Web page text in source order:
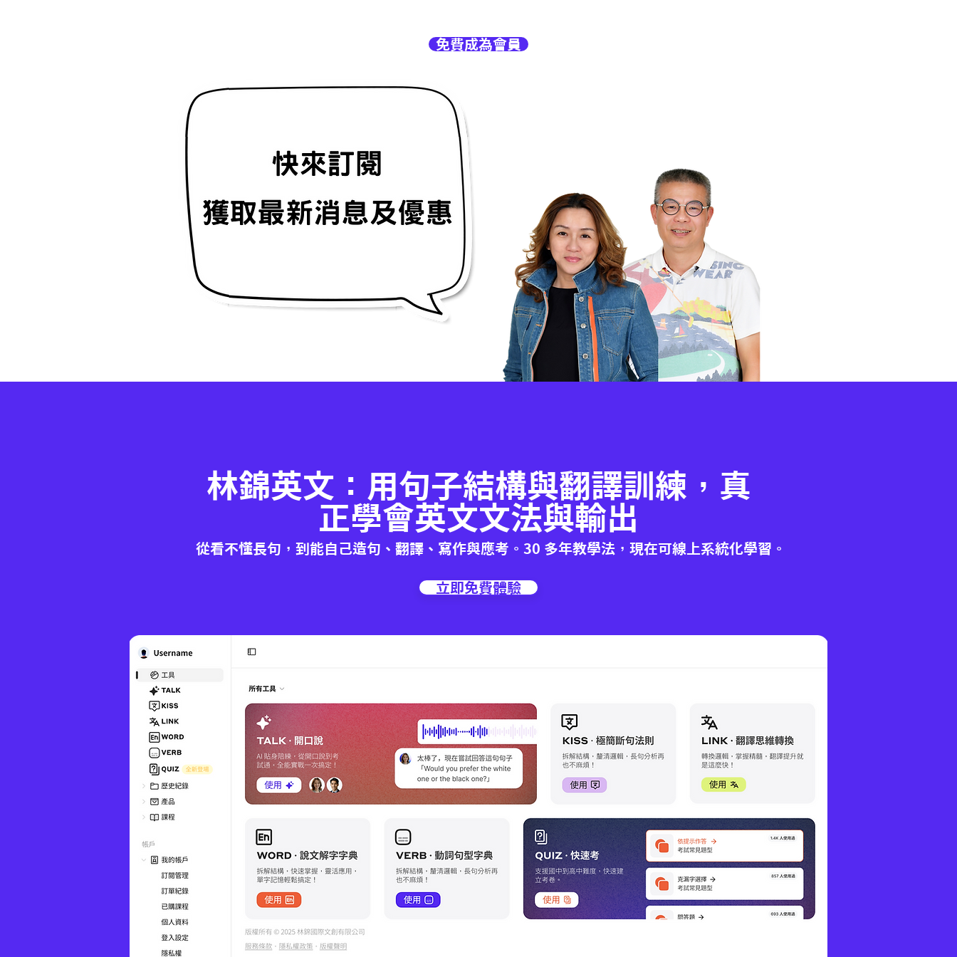
免費成為會員
林錦英文：用句子結構與翻譯訓練，真
正學會英文文法與輸出
從看不懂長句，到能自己造句、翻譯、寫作與應考。30 多年教學法，現在可線上系統化學習。
立即免費體驗